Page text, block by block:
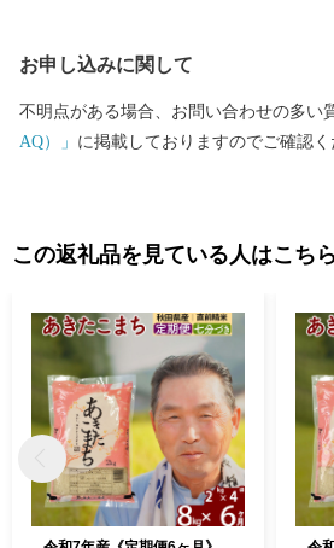
楽しみ方ができるまちです。
お申し込みに関して
不明点がある場合、お問い合わせの多い
AQ）」 に掲載しておりますのでご確認く
この返礼品を見ている人はこち